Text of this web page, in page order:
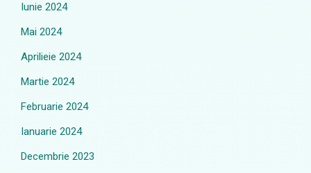
Iunie 2024
Mai 2024
Aprilieie 2024
Martie 2024
Februarie 2024
Ianuarie 2024
Decembrie 2023